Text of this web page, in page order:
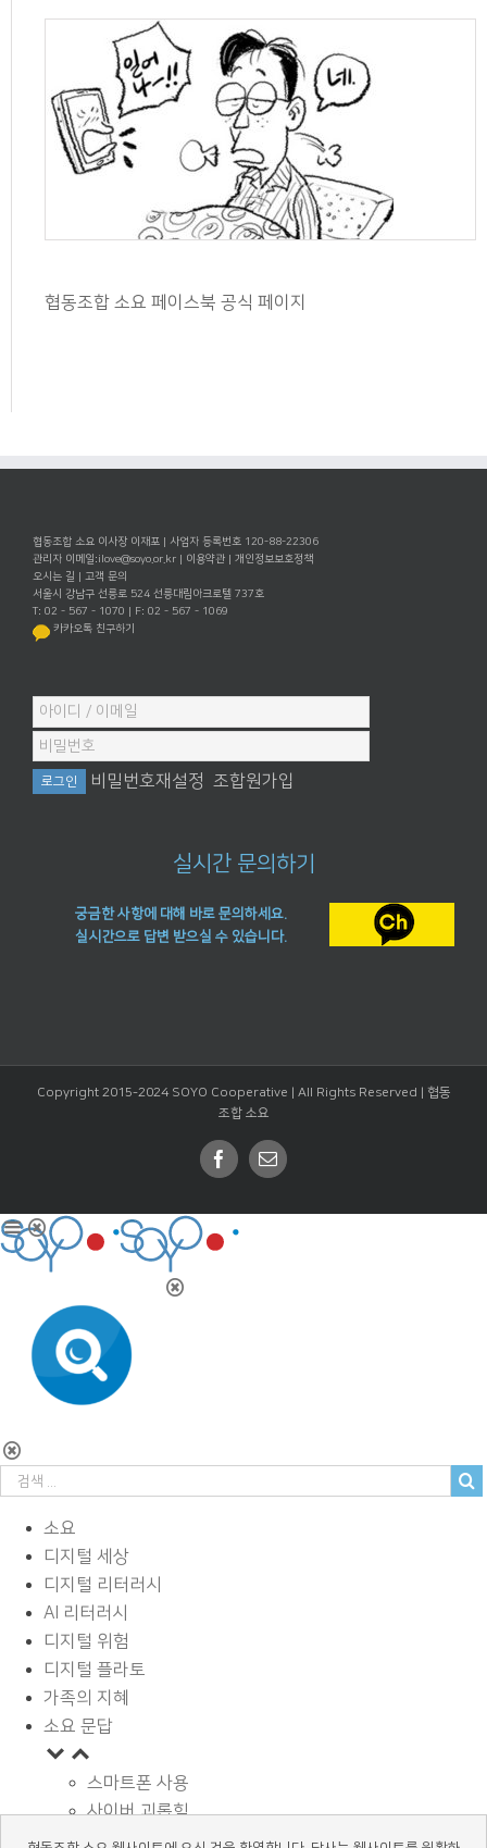
협동조합 소요 페이스북 공식 페이지
협동조합 소요 이사장 이재포 | 사업자 등록번호 120-88-22306
관리자 이메일:ilove@soyo.or.kr | 이용약관 | 개인정보보호정책
오시는 길 | 고객 문의
서울시 강남구 선릉로 524 선릉대림아크로텔 737호
T: 02 - 567 - 1070 | F: 02 - 567 - 1069
카카오톡 친구하기
비밀번호재설정 조합원가입
실시간 문의하기
궁금한 사항에 대해 바로 문의하세요.
실시간으로 답변 받으실 수 있습니다.
Copyright 2015-2024 SOYO Cooperative | All Rights Reserved | 협동
조합 소요
Facebook
Email
소요
디지털 세상
디지털 리터러시
AI 리터러시
디지털 위험
디지털 플라토
가족의 지혜
소요 문답
스마트폰 사용
사이버 괴롭힘
페이스북과 SNS